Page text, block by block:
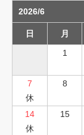
2026/6
日 月
1
7
休
8
14
休
15